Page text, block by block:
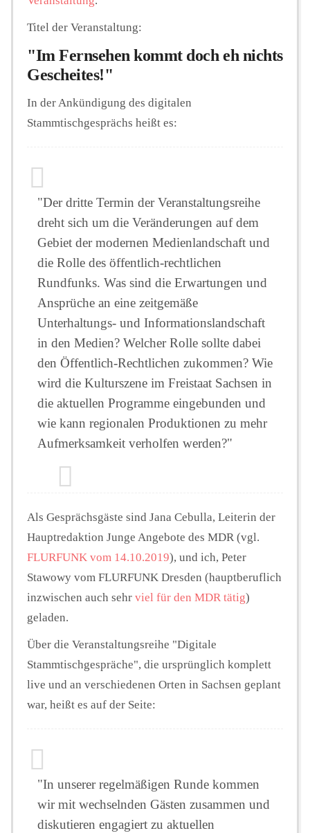
Titel der Veranstaltung:
"Im Fernsehen kommt doch eh nichts
Gescheites!"
In der Ankündigung des digitalen
Stammtischgesprächs heißt es:
"Der dritte Termin der Veranstaltungsreihe
dreht sich um die Veränderungen auf dem
Gebiet der modernen Medienlandschaft und
die Rolle des öffentlich-rechtlichen
Rundfunks. Was sind die Erwartungen und
Ansprüche an eine zeitgemäße
Unterhaltungs- und Informationslandschaft
in den Medien? Welcher Rolle sollte dabei
den Öffentlich-Rechtlichen zukommen? Wie
wird die Kulturszene im Freistaat Sachsen in
die aktuellen Programme eingebunden und
wie kann regionalen Produktionen zu mehr
Aufmerksamkeit verholfen werden?"
Als Gesprächsgäste sind Jana Cebulla, Leiterin der
Hauptredaktion Junge Angebote des MDR (vgl.
FLURFUNK vom 14.10.2019), und ich, Peter
Stawowy vom FLURFUNK Dresden (hauptberuflich
inzwischen auch sehr viel für den MDR tätig)
geladen.
Über die Veranstaltungsreihe "Digitale
Stammtischgespräche", die ursprünglich komplett
live und an verschiedenen Orten in Sachsen geplant
war, heißt es auf der Seite:
"In unserer regelmäßigen Runde kommen
wir mit wechselnden Gästen zusammen und
diskutieren engagiert zu aktuellen